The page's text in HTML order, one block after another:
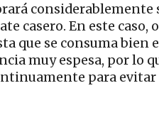
considerablemente
casero. En este caso,
que se consuma bien
muy espesa, por lo
para evitar